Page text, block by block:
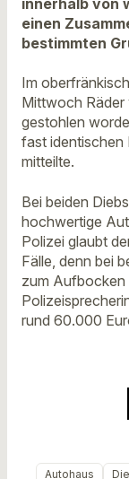
einen
bestimmten
Im
Mittwoch Räder
gestohlen
fast identischen
mitteilte.
Bei beiden
hochwertige
Polizei glaubt
Fälle, denn bei
zum Aufbocken
rund 60.000
Autohaus